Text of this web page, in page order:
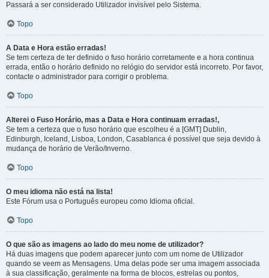
Passará a ser considerado Utilizador invisível pelo Sistema.
Topo
A Data e Hora estão erradas!
Se tem certeza de ter definido o fuso horário corretamente e a hora continua
errada, então o horário definido no relógio do servidor está incorreto. Por favor,
contacte o administrador para corrigir o problema.
Topo
Alterei o Fuso Horário, mas a Data e Hora continuam erradas!,
Se tem a certeza que o fuso horário que escolheu é a [GMT] Dublin,
Edinburgh, Iceland, Lisboa, London, Casablanca é possível que seja devido à
mudança de horário de Verão/Inverno.
Topo
O meu idioma não está na lista!
Este Fórum usa o Português europeu como Idioma oficial.
Topo
O que são as imagens ao lado do meu nome de utilizador?
Há duas imagens que podem aparecer junto com um nome de Utilizador
quando se veem as Mensagens. Uma delas pode ser uma imagem associada
à sua classificação, geralmente na forma de blocos, estrelas ou pontos,